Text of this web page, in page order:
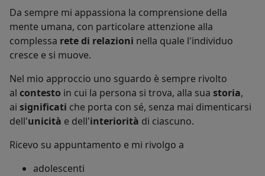
Da sempre mi appassiona la comprensione della
mente umana, con particolare attenzione alla
complessa rete di relazioni nella quale l'individuo
cresce e si muove.
Nel mio approccio uno sguardo è sempre rivolto
al contesto in cui la persona si trova, alla sua storia,
ai significati che porta con sé, senza mai dimenticarsi
dell'unicità e dell'interiorità di ciascuno.
Ricevo su appuntamento e mi rivolgo a
adolescenti